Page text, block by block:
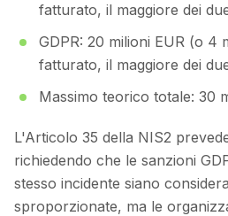
fatturato, il maggiore dei
GDPR: 20 milioni EUR (o 4
fatturato, il maggiore dei
Massimo teorico totale: 30
L'Articolo 35 della NIS2
richiedendo che le sanzioni
stesso incidente siano
sproporzionate, ma le